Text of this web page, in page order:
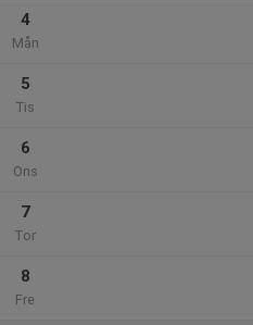
4
Mån
5
Tis
6
Ons
7
Tor
8
Fre